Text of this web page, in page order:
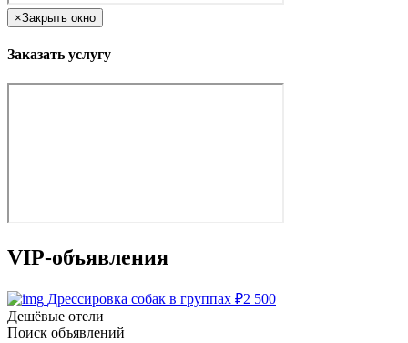
×Закрыть окно
Заказать услугу
VIP-объявления
Дрессировка собак в группах ₽2 500
Дешёвые отели
Поиск объявлений